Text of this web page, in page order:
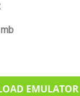
EMULATOR